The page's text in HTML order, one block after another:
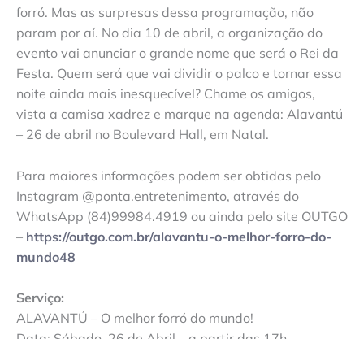
forró. Mas as surpresas dessa programação, não
param por aí. No dia 10 de abril, a organização do
evento vai anunciar o grande nome que será o Rei da
Festa. Quem será que vai dividir o palco e tornar essa
noite ainda mais inesquecível? Chame os amigos,
vista a camisa xadrez e marque na agenda: Alavantú
– 26 de abril no Boulevard Hall, em Natal.
Para maiores informações podem ser obtidas pelo
Instagram @ponta.entretenimento, através do
WhatsApp (84)99984.4919 ou ainda pelo site OUTGO
– https://outgo.com.br/alavantu-o-melhor-forro-do-
mundo48
Serviço:
ALAVANTÚ – O melhor forró do mundo!